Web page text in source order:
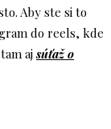
Aby ste si to
do reels, kde
ajsúťaž o